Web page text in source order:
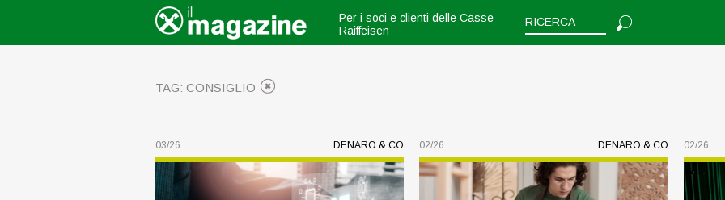
Per i soci e clienti delle Casse
Raiffeisen
TAG: CONSIGLIO
DENARO & CO
03/26 DENARO & CO
02/26 02/26